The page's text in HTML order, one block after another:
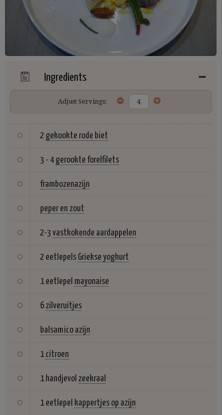
Ingredients
Adjust Servings:
2 gekookte rode biet
3 - 4 gerookte forelfilets
frambozenazijn
peper en zout
2-3 vastkokende aardappelen
2 eetlepels Griekse yoghurt
1 eetlepel mayonaise
6 zilveruitjes
balsamico azijn
1 citroen
1 handjevol zeekraal
1 eetlepel kappertjes op azijn